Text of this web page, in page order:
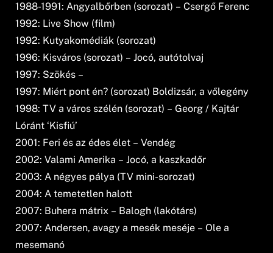
1988-1991: Angyalbőrben (sorozat) – Csergő Ferenc
1992: Live Show (film)
1992: Kutyakomédiák (sorozat)
1996: Kisváros (sorozat) – Jocó, autótolvaj
1997: Szökés –
1997: Miért pont én? (sorozat) Boldizsár, a vőlegény
1998: TV a város szélén (sorozat) – Georg / Kajtár
Lóránt ‘Kisfiú’
2001: Feri és az édes élet – Vendég
2002: Valami Amerika – Jocó, a kaszkadőr
2003: A négyes pálya (TV mini-sorozat)
2004: A temetetlen halott
2007: Buhera mátrix – Balogh (lakótárs)
2007: Andersen, avagy a mesék meséje – Ole a
mesemanó